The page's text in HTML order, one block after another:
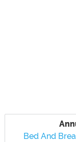
Bed And